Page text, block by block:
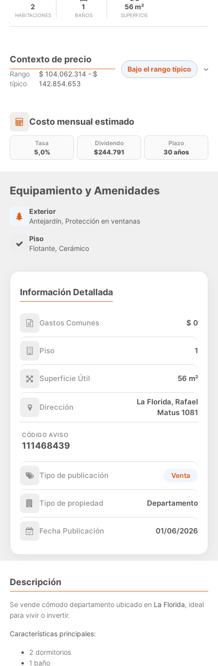
HABITACIONES
2
BAÑOS
1
SUPERFICIE
56 m²
Contexto de precio
Rango
típico
$ 104.062.314 - $
142.854.653
Bajo el rango típico
Costo mensual estimado
Costo mensual estimado
Tasa
5,0%
Dividendo
$244.791
Plazo
30 años
Equipamiento y Amenidades
Exterior
Antejardín, Protección en ventanas
Piso
Flotante, Cerámico
Información Detallada
Gastos Comunes $ 0
Piso 1
Superficie Útil 56 m²
Dirección
La Florida, Rafael
Matus 1081
CÓDIGO AVISO
111468439
Tipo de publicación Venta
Tipo de propiedad Departamento
Fecha Publicación 01/06/2026
Descripción
Se vende cómodo departamento ubicado en La Florida, ideal
para vivir o invertir.
Características principales:
2 dormitorios
1 baño